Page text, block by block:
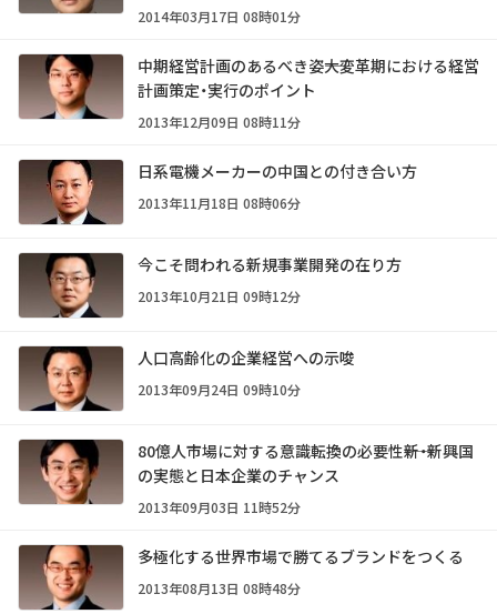
2014年03月17日 08時01分
中期経営計画のあるべき姿――大変革期における経営
計画策定・実行のポイント
2013年12月09日 08時11分
日系電機メーカーの中国との付き合い方
2013年11月18日 08時06分
今こそ問われる新規事業開発の在り方
2013年10月21日 09時12分
人口高齢化の企業経営への示唆
2013年09月24日 09時10分
80億人市場に対する意識転換の必要性――新・新興国
の実態と日本企業のチャンス
2013年09月03日 11時52分
多極化する世界市場で勝てるブランドをつくる
2013年08月13日 08時48分